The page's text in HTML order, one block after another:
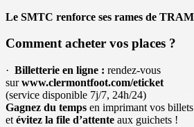
Le SMTC renforce ses rames de
Comment acheter vos places ?
· Billetterie en ligne : rendez-vous
surwww.clermontfoot.com/eticket
(service disponible 7j/7, 24h/24)
Gagnez du temps en imprimant vos
et évitez la file d’attente aux guichets !